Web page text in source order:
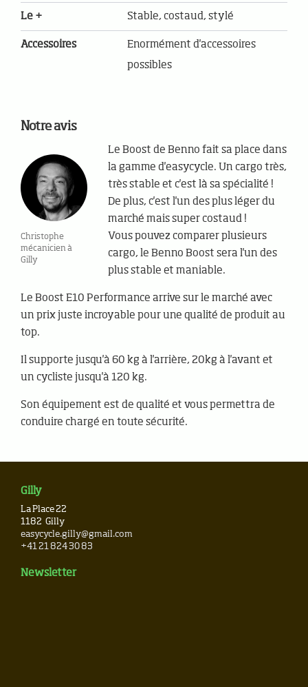
Le + Stable, costaud, stylé
Accessoires
Enormément d'accessoires
possibles
Notre avis
Christophe
mécanicien à
Gilly
Le Boost de Benno fait sa place dans
la gamme d'easycycle. Un cargo très,
très stable et c'est là sa spécialité !
De plus, c'est l'un des plus léger du
marché mais super costaud !
Vous pouvez comparer plusieurs
cargo, le Benno Boost sera l'un des
plus stable et maniable.
Le Boost E10 Performance arrive sur le marché avec
un prix juste incroyable pour une qualité de produit au
top.
Il supporte jusqu'à 60 kg à l'arrière, 20kg à l'avant et
un cycliste jusqu'à 120 kg.
Son équipement est de qualité et vous permettra de
conduire chargé en toute sécurité.
Gilly
La Place 22
1182 Gilly
easycycle.gilly@gmail.com
+41 21 824 30 83
Newsletter